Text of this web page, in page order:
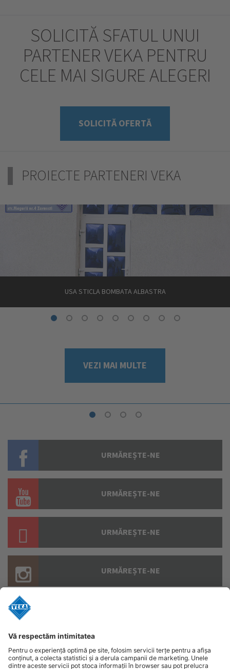
SOLICITĂ SFATUL UNUI
PARTENER VEKA PENTRU
CELE MAI SIGURE ALEGERI
SOLICITĂ OFERTĂ
PROIECTE PARTENERI VEKA
USA STICLA BOMBATA ALBASTRA
VEZI MAI MULTE
AFLĂ MAI MULTE
URMĂREȘTE-NE
URMĂREȘTE-NE
URMĂREȘTE-NE
URMĂREȘTE-NE